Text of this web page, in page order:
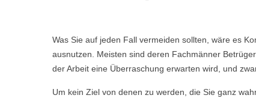
Was Sie auf jeden Fall vermeiden sollten, wäre es
ausnutzen. Meisten sind deren Fachmänner
der Arbeit eine Überraschung erwarten wird, und
Um kein Ziel von denen zu werden, die Sie ganz